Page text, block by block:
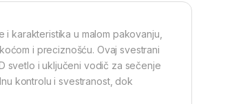
i karakteristika u malom pakovanju,
i preciznošću. Ovaj svestrani
svetlo i uključeni vodič za sečenje
kontrolu i svestranost, dok